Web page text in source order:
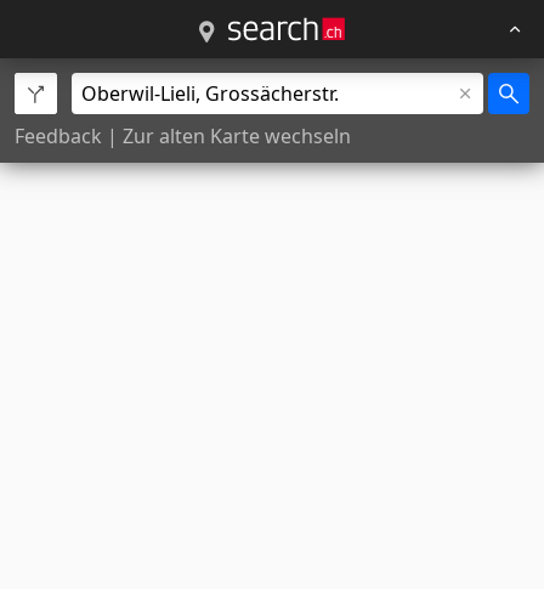
Feedback | Zur alten Karte wechseln